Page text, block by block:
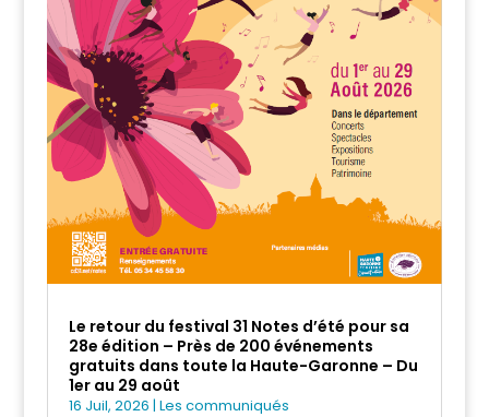
Le retour du festival 31 Notes d’été pour sa
28e édition – Près de 200 événements
gratuits dans toute la Haute-Garonne – Du
1er au 29 août
16 Juil, 2026 | Les communiqués